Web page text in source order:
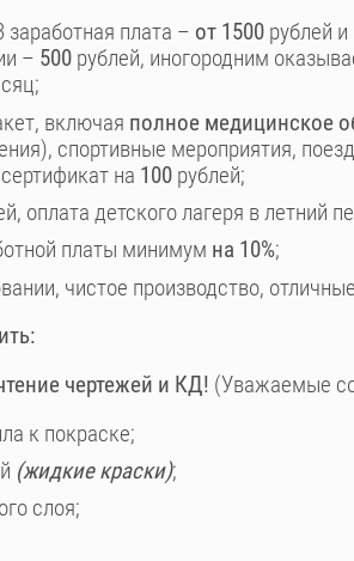
плата – от 1500рублей и
– 500рублей, иногородним
включая полное медицинское
спортивные мероприятия,
на 100рублей;
оплата детского лагеря в летний
платы минимум на 10%;
чистое производство,
чертежей и КД! (Уважаемые
к покраске;
(жидкие краски);
слоя;